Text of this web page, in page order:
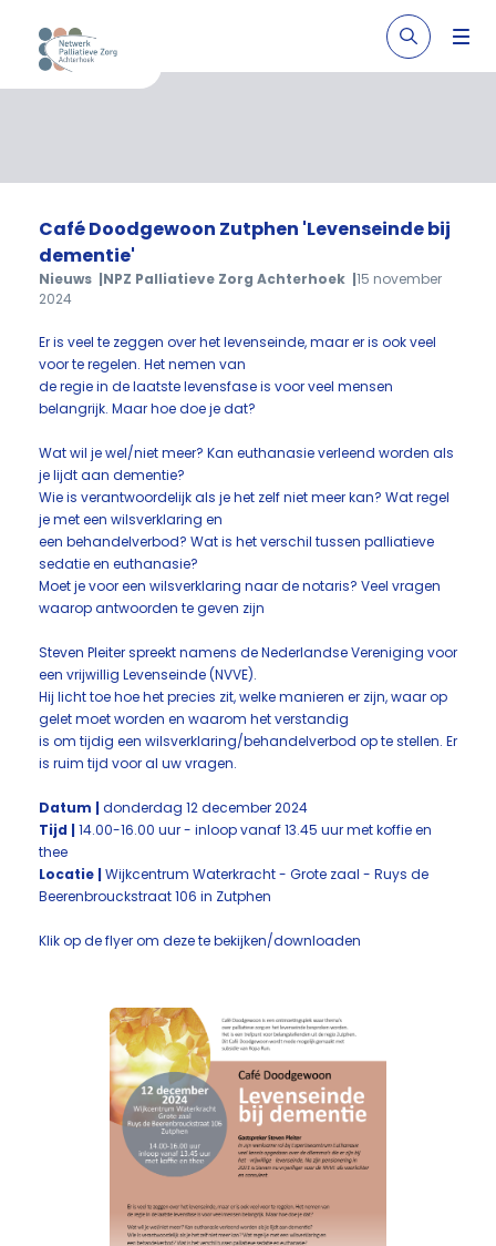
Café Doodgewoon Zutphen 'Levenseinde bij
dementie'
Nieuws NPZ Palliatieve Zorg Achterhoek 15 november
2024
Er is veel te zeggen over het levenseinde, maar er is ook veel
voor te regelen. Het nemen van
de regie in de laatste levensfase is voor veel mensen
belangrijk. Maar hoe doe je dat?
Wat wil je wel/niet meer? Kan euthanasie verleend worden als
je lijdt aan dementie?
Wie is verantwoordelijk als je het zelf niet meer kan? Wat regel
je met een wilsverklaring en
een behandelverbod? Wat is het verschil tussen palliatieve
sedatie en euthanasie?
Moet je voor een wilsverklaring naar de notaris? Veel vragen
waarop antwoorden te geven zijn
Steven Pleiter spreekt namens de Nederlandse Vereniging voor
een vrijwillig Levenseinde (NVVE).
Hij licht toe hoe het precies zit, welke manieren er zijn, waar op
gelet moet worden en waarom het verstandig
is om tijdig een wilsverklaring/behandelverbod op te stellen. Er
is ruim tijd voor al uw vragen.
Datum | donderdag 12 december 2024
Tijd | 14.00-16.00 uur - inloop vanaf 13.45 uur met koffie en
thee
Locatie | Wijkcentrum Waterkracht - Grote zaal - Ruys de
Beerenbrouckstraat 106 in Zutphen
Klik op de flyer om deze te bekijken/downloaden